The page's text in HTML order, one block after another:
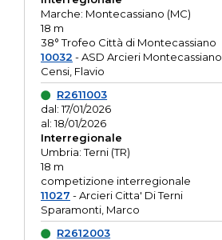
Marche: Montecassiano (MC)
18 m
38° Trofeo Città di Montecassiano
10032 - ASD Arcieri Montecassiano
Censi, Flavio
R2611003
dal: 17/01/2026
al: 18/01/2026
Interregionale
Umbria: Terni (TR)
18 m
competizione interregionale
11027 - Arcieri Citta' Di Terni
Sparamonti, Marco
R2612003